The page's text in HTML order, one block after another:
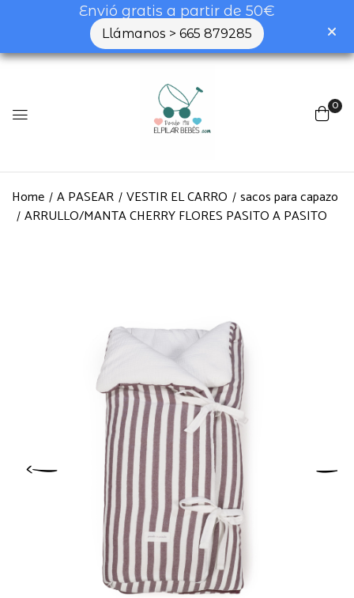
Envió gratis a partir de 50€
Llámanos > 665 879285
0
Home A PASEAR VESTIR EL CARRO
sacos para capazo
ARRULLO/MANTA CHERRY FLORES PASITO A PASITO